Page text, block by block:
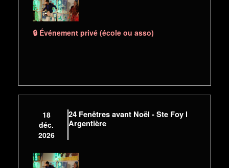
🔒 Événement privé (école ou asso)
18
déc.
2026
24 Fenêtres avant Noël - Ste Foy l
Argentière